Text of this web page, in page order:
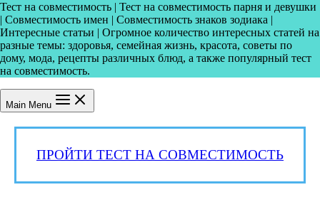
Тест на совместимость | Тест на совместимость парня и девушки
| Совместимость имен | Совместимость знаков зодиака |
Интересные статьи | Огромное количество интересных статей на
разные темы: здоровья, семейная жизнь, красота, советы по
дому, мода, рецепты различных блюд, а также популярный тест
на совместимость.
Main Menu
ПРОЙТИ ТЕСТ НА СОВМЕСТИМОСТЬ